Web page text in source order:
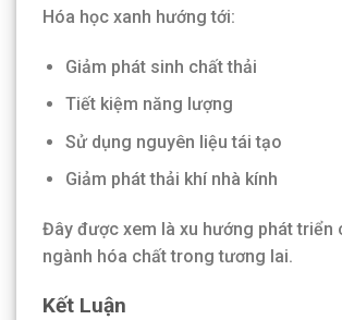
Hóa học xanh hướng tới:
Giảm phát sinh chất thải
Tiết kiệm năng lượng
Sử dụng nguyên liệu tái tạo
Giảm phát thải khí nhà kính
Đây được xem là xu hướng phát triển
ngành hóa chất trong tương lai.
Kết Luận